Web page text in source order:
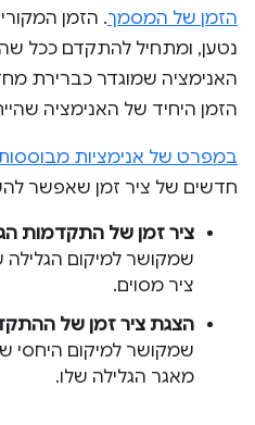
הזמן של המסמך
נטען, ומתחיל להתקדם ככל
האנימציה שמוגדר כברירת
הזמן היחיד של האנימציה
במפרט של אנימציות
חדשים של ציר זמן שאפשר
ציר זמן של התקדמות
שמקושר למיקום הגלילה
ציר מסוים.
הצגת ציר זמן של
שמקושר למיקום היחסי
מאגר הגלילה שלו.